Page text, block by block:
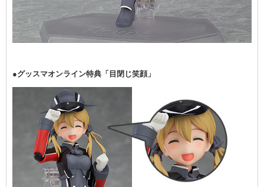
●グッスマオンライン特典「目閉じ笑顔」